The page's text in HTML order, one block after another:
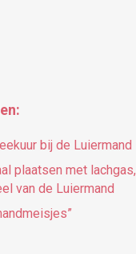
bij de Luiermand
plaatsen met lachgas,
van de Luiermand